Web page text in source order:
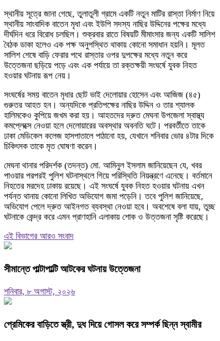
স্থানীয় সূত্রে জানা গেছে, তুলাতুলী গ্রামে একটি নতুন মাটির রাস্তা নির্মাণ নিয়ে
স্থানীয় সাংবাদিক বাতেন মৃধা এবং ইউপি সদস্য নাছির উদ্দিনের পক্ষের মধ্যে
দীর্ঘদিন ধরে বিরোধ চলছিল। শুক্রবার রাতে বিষয়টি মীমাংসার জন্য একটি সালিশ
বৈঠক ডাকা হলেও এক পক্ষ অনুপস্থিত থাকায় কোনো সমাধান হয়নি। মূলত
সালিশ শেষে বাড়ি ফেরার পথে রাস্তার ওপর দুপক্ষের মধ্যে নতুন করে
উত্তেজনা ছড়িয়ে পড়ে এবং এক পর্যায়ে তা রক্তক্ষয়ী সংঘর্ষে যুবক নিহত
হওয়ার ঘটনায় রূপ নেয়।
সংঘর্ষের সময় বাতেন মৃধার ছোট ভাই দেলোয়ার হোসেন এবং আজিজ (৪৫)
গুরুতর আহত হন। অন্যদিকে প্রতিপক্ষের নাছির উদ্দিন ও তার শ্যালক
হালিমকেও কুপিয়ে জখম করা হয়। আহতদের দ্রুত মেঘনা উপজেলা স্বাস্থ্য
কমপ্লেক্সে নেওয়া হলে দেলোয়ারের অবস্থার অবনতি ঘটে। পরবর্তীতে তাকে
ঢাকা মেডিকেল কলেজ হাসপাতালে পাঠানো হয়, যেখানে শনিবার ভোর ৪টার দিকে
চিকিৎসক তাকে মৃত ঘোষণা করেন।
মেঘনা থানার পরিদর্শক (তদন্ত) মো. আমিনুল ইসলাম জানিয়েছেন যে, খবর
পাওয়ার পরপরই পুলিশ ঘটনাস্থলে গিয়ে পরিস্থিতি নিয়ন্ত্রণে এনেছে। বর্তমানে
নিহতের মরদেহ ঢাকায় রয়েছে। এই সংঘর্ষে যুবক নিহত হওয়ার ঘটনায় এখন
পর্যন্ত থানায় কোনো লিখিত অভিযোগ জমা পড়েনি। তবে পুলিশ জানিয়েছে,
অভিযোগ পেলে দ্রুত আইনগত ব্যবস্থা নেওয়া হবে। অবশেষে বলা যায়, তুচ্ছ
ঘটনাকে কেন্দ্র করে এমন প্রাণহানি এলাকায় শোক ও উত্তজনা সৃষ্টি করেছে।
এই বিভাগের আরও সংবাদ
সীমান্তে পাল্টাপাল্টি আটকের ঘটনায় উত্তেজনা
শনিবার, ৮ অগাস্ট, ২০২৬
প্রেমিকের বাড়িতে স্ত্রী, দুধ দিয়ে গোসল করে সম্পর্ক ছিন্ন স্বামীর